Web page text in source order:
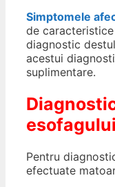
Simptomele
de
diagnostic
acestui
suplimentare.
esofagului
Pentru
efectuate